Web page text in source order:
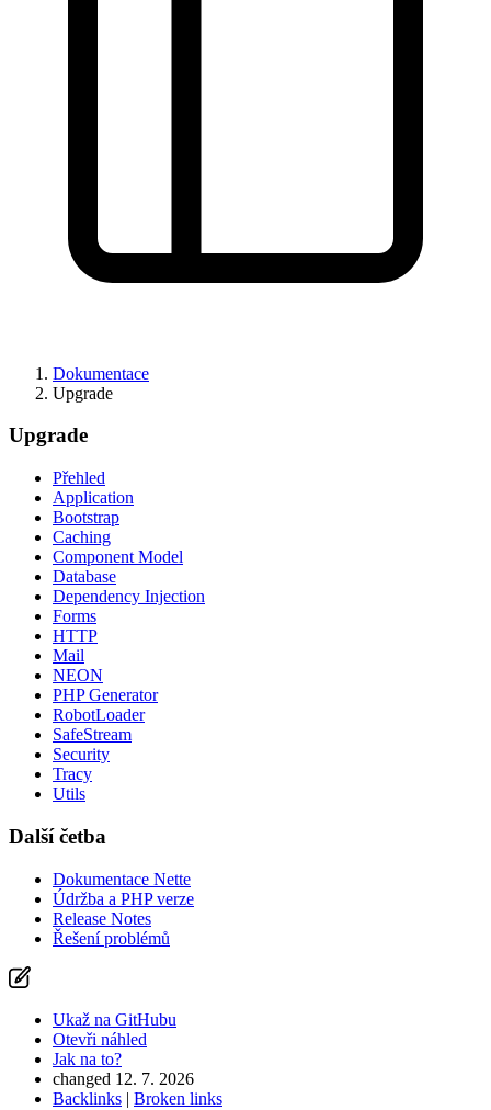
Dokumentace
Upgrade
Upgrade
Přehled
Application
Bootstrap
Caching
Component Model
Database
Dependency Injection
Forms
HTTP
Mail
NEON
PHP Generator
RobotLoader
SafeStream
Security
Tracy
Utils
Další četba
Dokumentace Nette
Údržba a PHP verze
Release Notes
Řešení problémů
Ukaž na GitHubu
Otevři náhled
Jak na to?
changed 12. 7. 2026
Backlinks | Broken links